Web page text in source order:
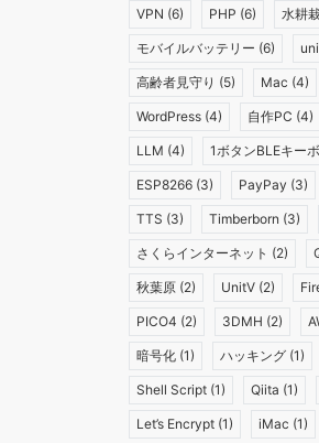
VPN (6) PHP (6) 水耕
モバイルバッテリー (6)
高齢者見守り (5) Mac (4)
WordPress (4) 自作PC (4)
LLM (4) 1ボタンBLEキー
ESP8266 (3) PayPay (3)
TTS (3) Timberborn (3)
さくらインターネット (2)
秋葉原 (2) UnitV (2)
PICO4 (2) 3DMH (2)
暗号化 (1) ハッキング (1)
Shell Script (1) Qiita (1)
Let’s Encrypt (1) iMac (1)